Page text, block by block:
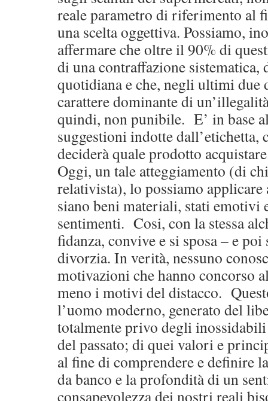
reale parametro di riferimento al
una scelta oggettiva. Possiamo,
affermare che oltre il 90% di
di una contraffazione sistematica,
quotidiana e che, negli ultimi due
carattere dominante di
quindi, non punibile. E’ in base
suggestioni indotte dall’etichetta,
deciderà quale prodotto
Oggi, un tale atteggiamento (di
relativista), lo possiamo applicare
siano beni materiali, stati emotivi
sentimenti. Cosi, con la stessa
fidanza, convive e si sposa – e poi
divorzia. In verità, nessuno
motivazioni che hanno concorso
meno i motivi del distacco.
l’uomo moderno, generato del
totalmente privo degli
del passato; di quei valori e
al fine di comprendere e definire
da banco e la profondità di un
consapevolezza dei nostri reali